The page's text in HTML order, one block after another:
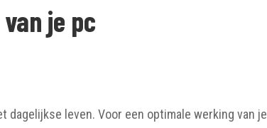
je pc
leven. Voor een optimale werking van je